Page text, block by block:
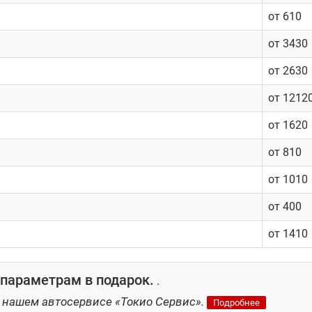
износом элементов систем. Например, даже на
неполадки с навесным оборудованием двигателя.
деталей агрегата. В таком случае ремонт Chery M11 (A3)
техцентрах. Однако это не обязательно должны быть
качества есть в автосервисе «Токио Сервис»,
и запчасти по выгодным ценам.
от 610
от 3430
от 2630
от
от 1620
от 810
от 1010
от 400
от 1410
в подарок. .
автосервисе «Токио Сервис». Подробнее